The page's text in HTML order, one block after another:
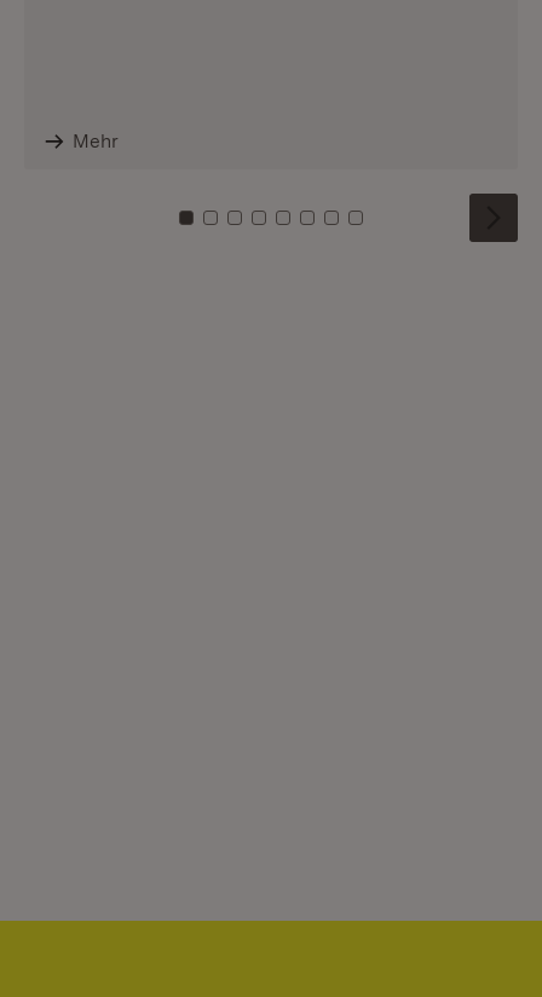
Mehr
Zu Kachel: 0
Zu Kachel: 1
Zu Kachel: 2
Zu Kachel: 3
Zu Kachel: 4
Zu Kachel: 5
Zu Kachel: 6
Zu Kachel: 7